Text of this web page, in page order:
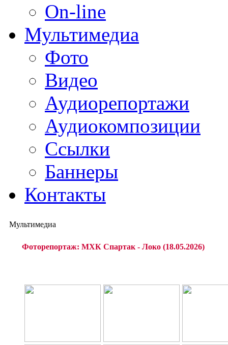
On-line
Мультимедиа
Фото
Видео
Аудиорепортажи
Аудиокомпозиции
Ссылки
Баннеры
Контакты
Мультимедиа
Фоторепортаж: МХК Спартак - Локо (18.05.2026)